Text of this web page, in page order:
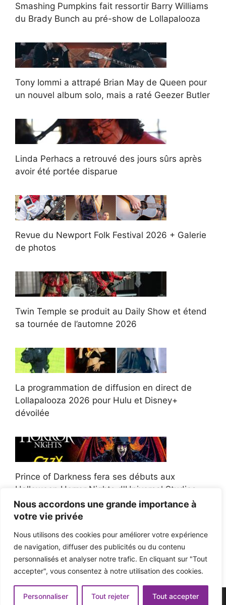
Nous accordons une grande importance à
votre vie privée
Nous utilisons des cookies pour améliorer votre expérience
de navigation, diffuser des publicités ou du contenu
personnalisés et analyser notre trafic. En cliquant sur "Tout
accepter", vous consentez à notre utilisation des cookies.
Personnaliser Tout rejeter Tout accepter
Smashing Pumpkins fait ressortir Barry Williams
du Brady Bunch au pré-show de Lollapalooza
Tony Iommi a attrapé Brian May de Queen pour
un nouvel album solo, mais a raté Geezer Butler
Linda Perhacs a retrouvé des jours sûrs après
avoir été portée disparue
Revue du Newport Folk Festival 2026 + Galerie
de photos
Twin Temple se produit au Daily Show et étend
sa tournée de l’automne 2026
La programmation de diffusion en direct de
Lollapalooza 2026 pour Hulu et Disney+
dévoilée
Prince of Darkness fera ses débuts aux
Halloween Horror Nights d'Universal Studios
Afroman poursuit un policier de l'Ohio après la
victoire du jury en diffamation
© 2026 - Pop'n Music -